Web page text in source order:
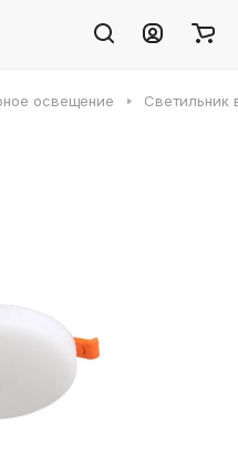
освещение Светильник